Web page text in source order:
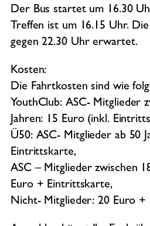
Der Bus startet um 16.30
Treffen ist um 16.15 Uhr.
gegen 22.30 Uhr erwartet.
Kosten:
Die Fahrtkosten sind wie
YouthClub: ASC- Mitglieder
Jahren: 15 Euro (inkl.
Ü50: ASC- Mitglieder ab 50
Eintrittskarte,
ASC – Mitglieder zwischen
Euro + Eintrittskarte,
Nicht- Mitglieder: 20 Euro